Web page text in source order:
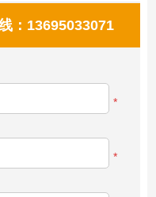
：13695033071
*
*